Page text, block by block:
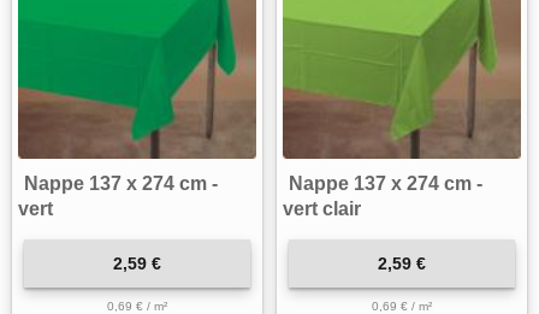
Nappe 137 x 274 cm -
vert
2,59 €
0,69 € / m²
Nappe 137 x 274 cm -
vert clair
2,59 €
0,69 € / m²